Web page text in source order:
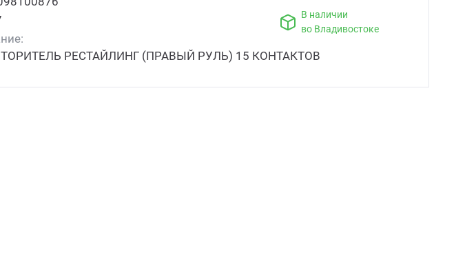
В наличии
во Владивостоке
РЕСТАЙЛИНГ (ПРАВЫЙ РУЛЬ) 15 КОНТАКТОВ